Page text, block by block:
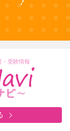
・受験情報